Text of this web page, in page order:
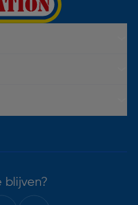
blijven?